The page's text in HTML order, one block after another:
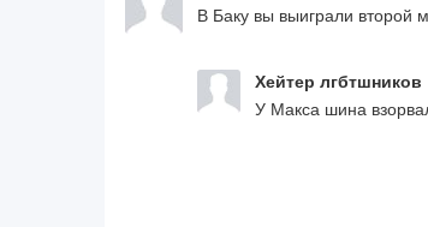
В Баку вы выиграли второй
Хейтер лгбтшников
У Макса шина